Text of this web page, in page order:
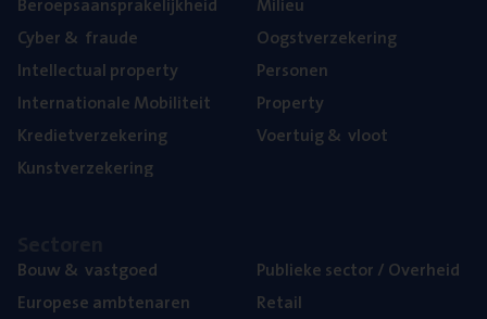
Cyber& fraude
Intel­lec­tu­al property
Inter­na­ti­o­na­le Mobiliteit
Kre­diet­ver­ze­ke­ring
Kunst­ver­ze­ke­ring
Oogst­ver­ze­ke­ring
Per­so­nen
Pro­per­ty
Voer­tuig& vloot
Bouw& vastgoed
Euro­pe­se ambtenaren
Publie­ke sec­tor / Overheid
Retail